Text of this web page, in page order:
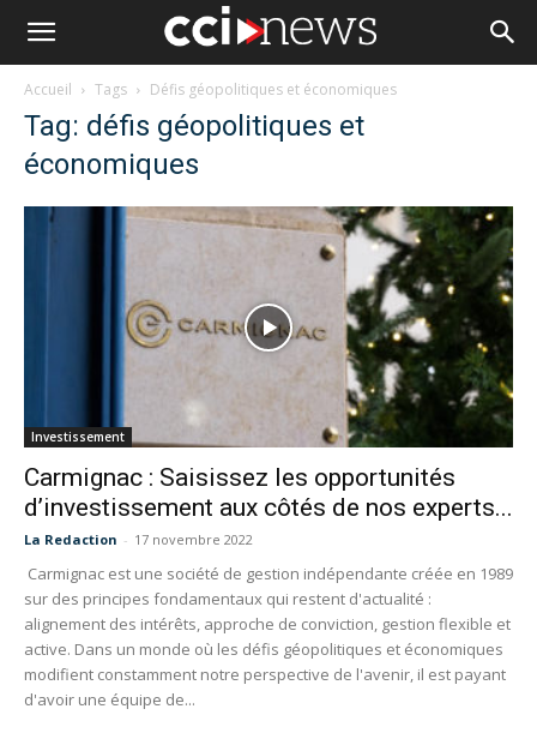
Accueil Tags Défis géopolitiques et économiques
Tag: défis géopolitiques et
économiques
Investissement
Carmignac : Saisissez les opportunités
d’investissement aux côtés de nos experts...
La Redaction - 17 novembre 2022
Carmignac est une société de gestion indépendante créée en 1989
sur des principes fondamentaux qui restent d'actualité :
alignement des intérêts, approche de conviction, gestion flexible et
active. Dans un monde où les défis géopolitiques et économiques
modifient constamment notre perspective de l'avenir, il est payant
d'avoir une équipe de...